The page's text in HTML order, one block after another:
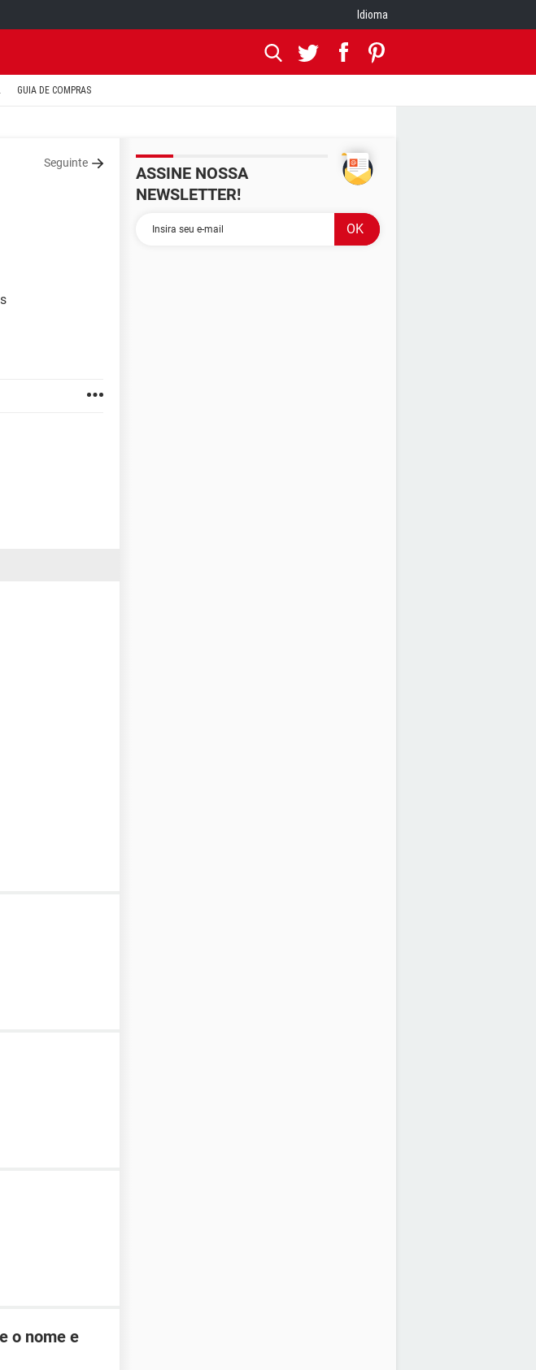
Idioma
GUIA DE COMPRAS
Seguinte
o nome e
ASSINE NOSSA
NEWSLETTER!